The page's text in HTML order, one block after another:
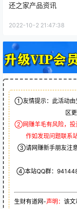
还之家产品资讯
2022-10-2 21:47:38
①友情提示：此活动由
区
②网赚羊毛有风险，投
作如发现问题联系
③请网赚新手朋友注意
④本站QQ群：
生财有道网-声明： 该文